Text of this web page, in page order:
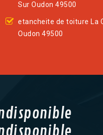
Sur Oudon 49500
etancheite de toiture La
Oudon 49500